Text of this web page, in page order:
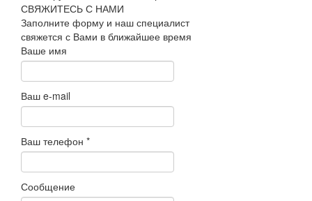
СВЯЖИТЕСЬ С НАМИ
Заполните форму и наш специалист
свяжется с Вами в ближайшее время
Ваше имя
Ваш e-mail
Ваш телефон *
Сообщение